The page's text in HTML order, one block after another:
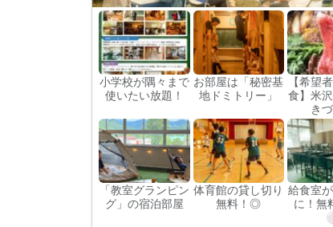
小学校が隅々まで
使いたい放題！
お部屋は「秘密基
地ドミトリー」
【希望
食】米
き
「教室グランピン
グ」の宿泊部屋
体育館の貸し切り
無料！◎
給食室
に！無